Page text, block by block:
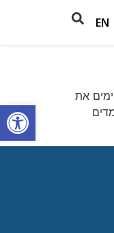
פתח
EN
מסיימים את